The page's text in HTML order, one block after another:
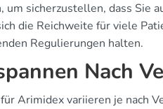
um sicherzustellen, dass Sie
die Reichweite für viele
Regulierungen halten.
Nach
Arimidex variieren je nach